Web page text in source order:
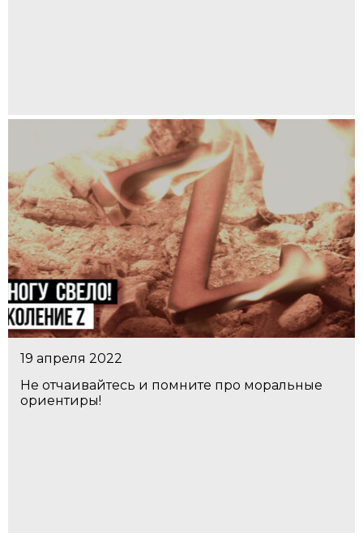
19 апреля 2022
Не отчаивайтесь и помните про моральные
ориентиры!